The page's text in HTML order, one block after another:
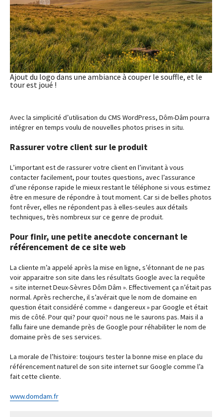
Ajout du logo dans une ambiance à couper le souffle, et le
tour est joué !
Avec la simplicité d’utilisation du CMS WordPress, Dôm-Dâm pourra
intégrer en temps voulu de nouvelles photos prises in situ.
Rassurer votre client sur le produit
L’important est de rassurer votre client en l’invitant à vous
contacter facilement, pour toutes questions, avec l’assurance
d’une réponse rapide le mieux restant le téléphone si vous estimez
être en mesure de répondre à tout moment. Car si de belles photos
font rêver, elles ne répondent pas à elles-seules aux détails
techniques, très nombreux sur ce genre de produit.
Pour finir, une petite anecdote concernant le
référencement de ce site web
La cliente m’a appelé après la mise en ligne, s’étonnant de ne pas
voir apparaitre son site dans les résultats Google avec la requête
« site internet Deux-Sèvres Dôm Dâm ». Effectivement ça n’était pas
normal. Après recherche, il s’avérait que le nom de domaine en
question était considéré comme « dangereux » par Google et était
mis de côté. Pour qui? pour quoi? nous ne le saurons pas. Mais il a
fallu faire une demande près de Google pour réhabiliter le nom de
domaine près de ses services.
La morale de l’histoire: toujours tester la bonne mise en place du
référencement naturel de son site internet sur Google comme l’a
fait cette cliente.
www.domdam.fr